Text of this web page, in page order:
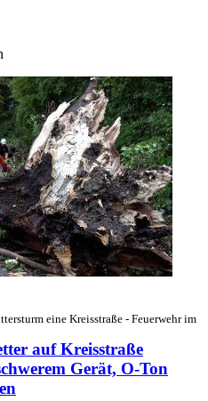
eine Kreisstraße - Feuerwehr im
auf Kreisstraße
Gerät, O-Ton